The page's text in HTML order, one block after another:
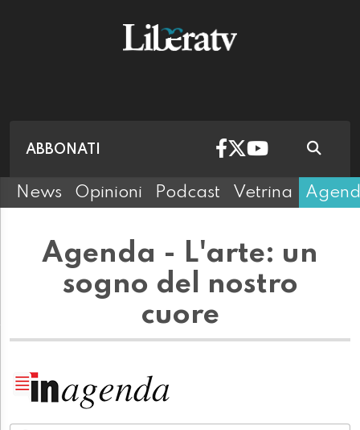
ABBONATI
News Opinioni Podcast Vetrina
Agenda - L'arte: un
sogno del nostro
cuore